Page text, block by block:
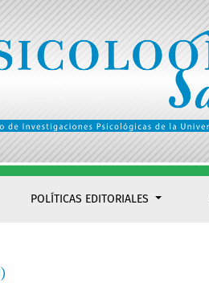
II) en población mexicana
POLÍTICAS EDITORIALES